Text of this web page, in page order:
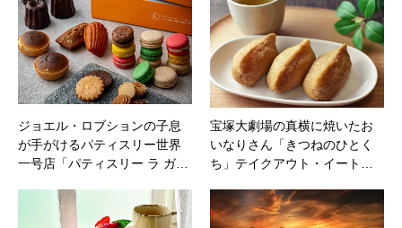
ジョエル・ロブションの子息
が手がけるパティスリー世界
一号店「パティスリー ラ ガ…
宝塚大劇場の真横に焼いたお
いなりさん「きつねのひとく
ち」テイクアウト・イート…